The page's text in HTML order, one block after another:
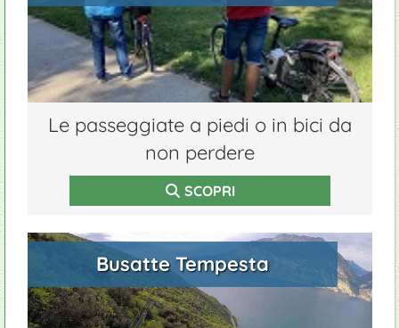
Le passeggiate a piedi o in bici da
non perdere
SCOPRI
Busatte Tempesta